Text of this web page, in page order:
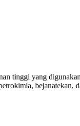
yang
bejanatekan,